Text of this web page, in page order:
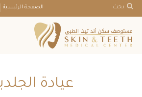
بحث الصفحة الرئيسية
عيادة